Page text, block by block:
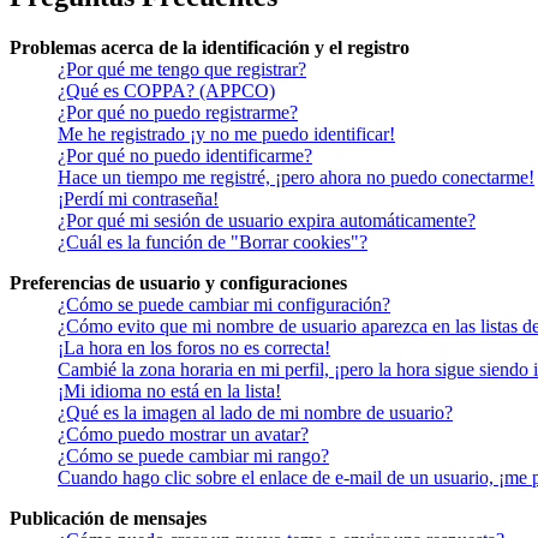
Problemas acerca de la identificación y el registro
¿Por qué me tengo que registrar?
¿Qué es COPPA? (APPCO)
¿Por qué no puedo registrarme?
Me he registrado ¡y no me puedo identificar!
¿Por qué no puedo identificarme?
Hace un tiempo me registré, ¡pero ahora no puedo conectarme!
¡Perdí mi contraseña!
¿Por qué mi sesión de usuario expira automáticamente?
¿Cuál es la función de "Borrar cookies"?
Preferencias de usuario y configuraciones
¿Cómo se puede cambiar mi configuración?
¿Cómo evito que mi nombre de usuario aparezca en las listas
¡La hora en los foros no es correcta!
Cambié la zona horaria en mi perfil, ¡pero la hora sigue siendo
¡Mi idioma no está en la lista!
¿Qué es la imagen al lado de mi nombre de usuario?
¿Cómo puedo mostrar un avatar?
¿Cómo se puede cambiar mi rango?
Cuando hago clic sobre el enlace de e-mail de un usuario, ¡me
Publicación de mensajes